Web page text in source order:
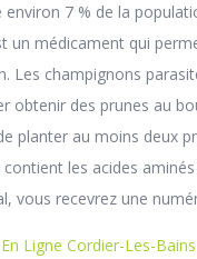
environ 7 % de la
un médicament qui
Les champignons
obtenir des prunes au
planter au moins deux
les acides
vous recevrez une
Ligne Cordier-Les-Bains